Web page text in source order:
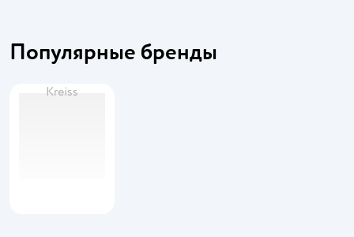
Популярные бренды
Kreiss